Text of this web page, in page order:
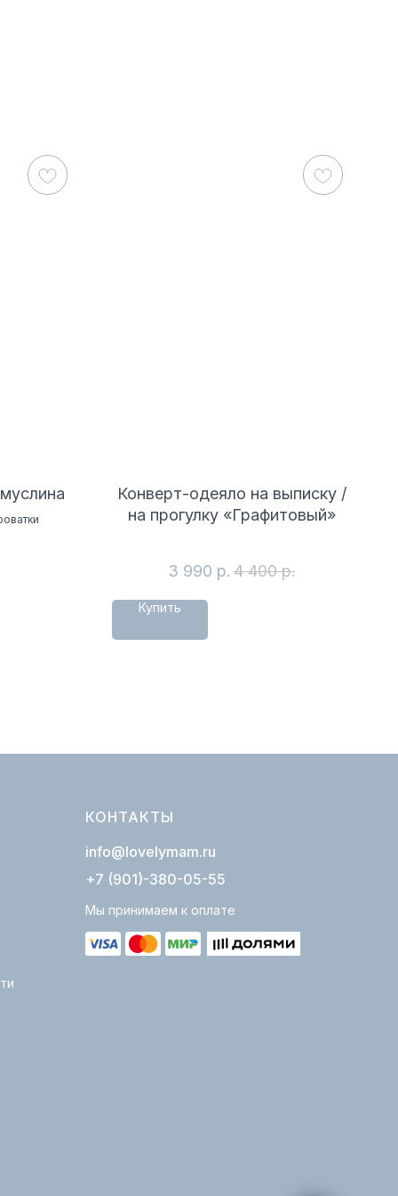
Конверт-одеяло на выписку /
на прогулку «Графитовый»
3 990 р. 4 400 р.
Купить
Мы принимаем к оплате
КОНТАКТЫ
info@lovelymam.ru
+7 (901)-380-05-55